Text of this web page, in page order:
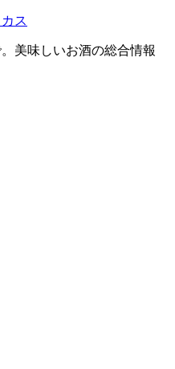
美味しいお酒の総合情報